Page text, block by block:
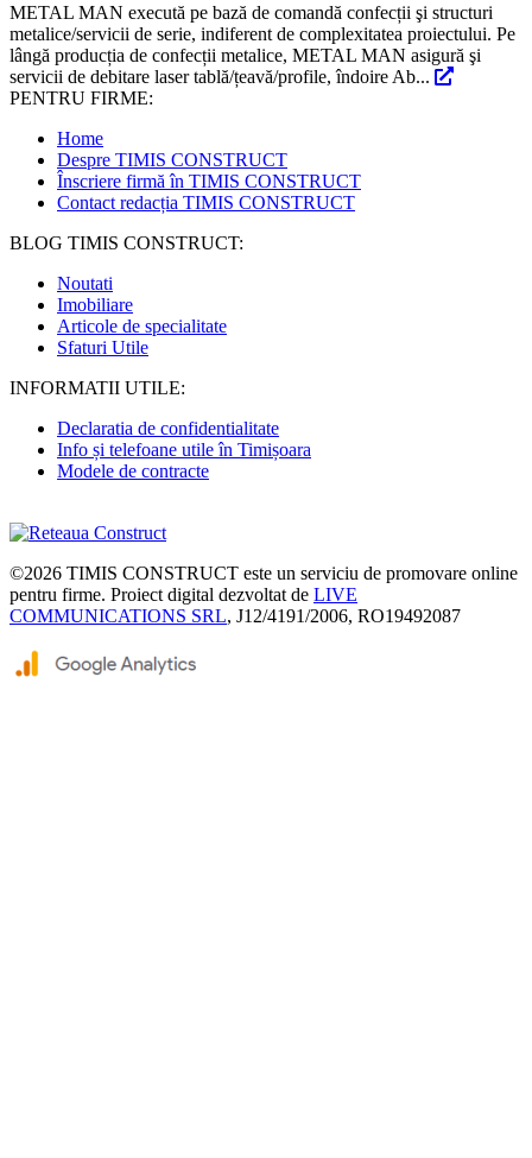
METAL MAN execută pe bază de comandă confecții şi structuri
metalice/servicii de serie, indiferent de complexitatea proiectului. Pe
lângă producția de confecții metalice, METAL MAN asigură şi
servicii de debitare laser tablă/țeavă/profile, îndoire Ab...
PENTRU FIRME:
Home
Despre TIMIS CONSTRUCT
Înscriere firmă în TIMIS CONSTRUCT
Contact redacția TIMIS CONSTRUCT
BLOG TIMIS CONSTRUCT:
Noutati
Imobiliare
Articole de specialitate
Sfaturi Utile
INFORMATII UTILE:
Declaratia de confidentialitate
Info și telefoane utile în Timișoara
Modele de contracte
©2026 TIMIS CONSTRUCT este un serviciu de promovare online
pentru firme. Proiect digital dezvoltat de LIVE
COMMUNICATIONS SRL, J12/4191/2006, RO19492087